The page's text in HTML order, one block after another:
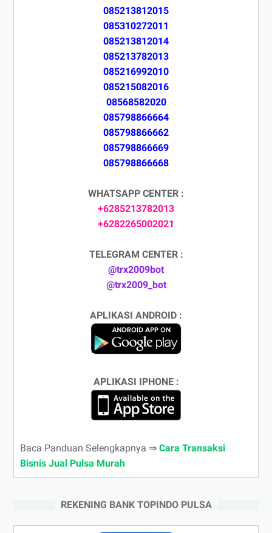
085213812015
085310272011
085213812014
085213782013
085216992010
085215082016
08568582020
085798866664
085798866662
085798866669
085798866668
WHATSAPP CENTER :
+6285213782013
+6282265002021
TELEGRAM CENTER :
@trx2009bot
@trx2009_bot
APLIKASI ANDROID :
APLIKASI IPHONE :
Baca Panduan Selengkapnya ⇒ Cara Transaksi
Bisnis Jual Pulsa Murah
REKENING BANK TOPINDO PULSA